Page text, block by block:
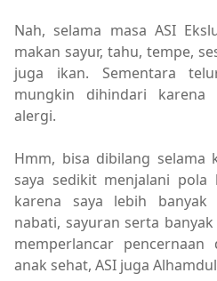
Nah, selama masa ASI
makan sayur, tahu, tempe,
juga ikan. Sementara
mungkin dihindari karena
alergi.
Hmm, bisa dibilang
saya sedikit menjalani
karena saya lebih banyak
nabati, sayuran serta
memperlancar
anak sehat, ASI juga